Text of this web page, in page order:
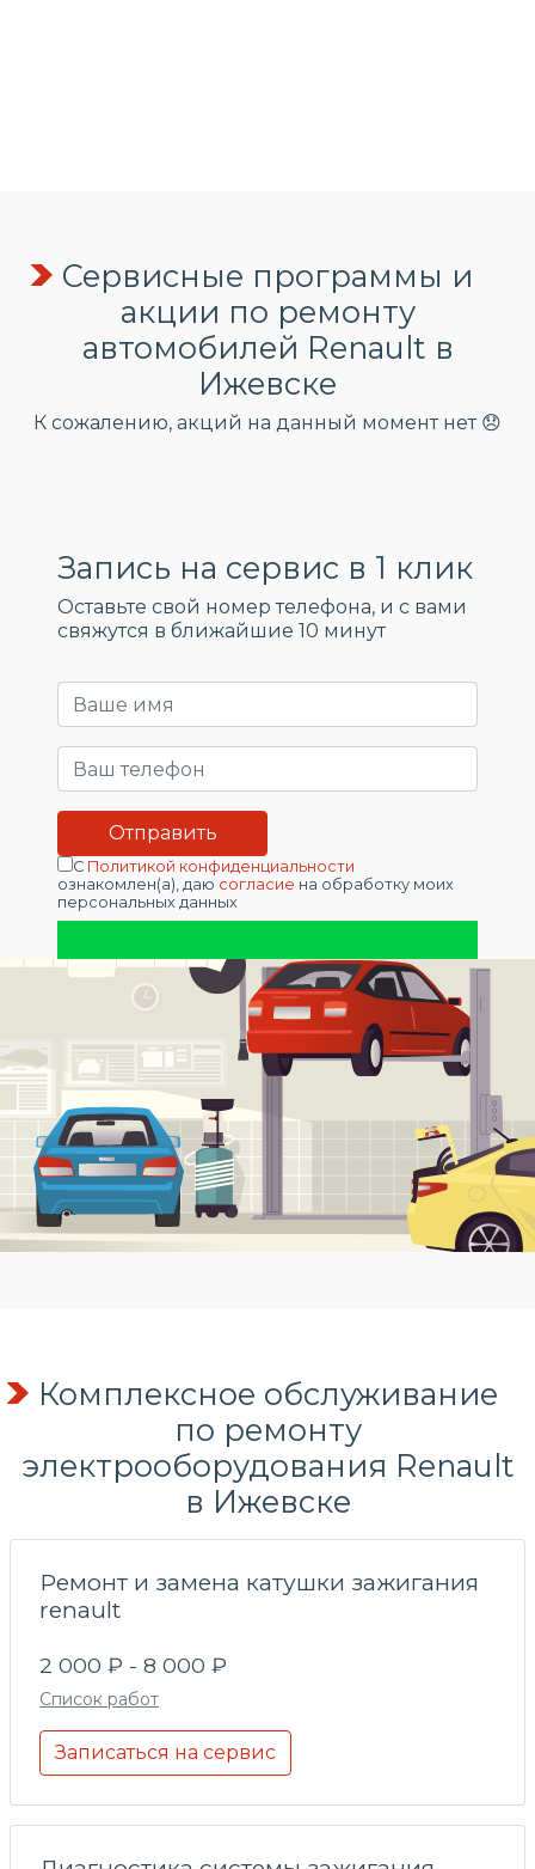
Сервисные программы и
акции по ремонту
автомобилей Renault в
Ижевске
К сожалению, акций на данный момент нет 😞
Запись на сервис в 1 клик
Оставьте свой номер телефона, и c вами
свяжутся в ближайшие 10 минут
С Политикой конфиденциальности
ознакомлен(а), даю согласие на обработку моих
персональных данных
Комплексное обслуживание
по ремонту
электрооборудования Renault
в Ижевске
Ремонт и замена катушки зажигания
renault
2 000 ₽ - 8 000 ₽
Список работ
Записаться на сервис